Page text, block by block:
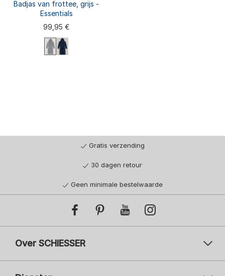
Badjas van frottee, grijs -
Essentials
99,95 €
Gratis verzending
30 dagen retour
Geen minimale bestelwaarde
Over SCHIESSER